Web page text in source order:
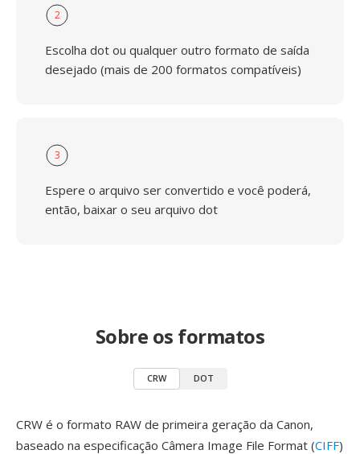
2
Escolha dot ou qualquer outro formato de saída
desejado (mais de 200 formatos compatíveis)
3
Espere o arquivo ser convertido e você poderá,
então, baixar o seu arquivo dot
Sobre os formatos
CRW DOT
CRW é o formato RAW de primeira geração da Canon,
baseado na especificação Câmera Image File Format (CIFF)